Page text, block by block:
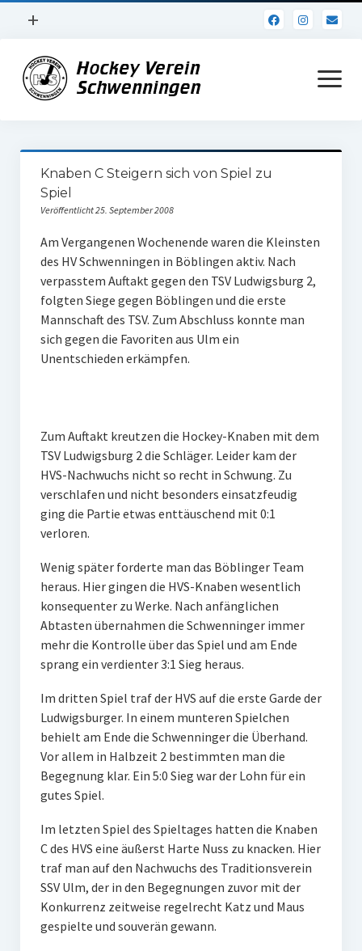
Menü
+
Impressum
Datenschutz
Menü
öffnen
Verein
Daten und Fakten
Online Jubiläum
Vereinsheim
Hockey Shirts
FSJ Stelle
M U18
M U12
Internationale Hallenhockeyturnier
Sieger
Jugend Sponsoring
Knaben C Steigern sich von Spiel zu
Spiel
Veröffentlicht 25. September 2008
Am Vergangenen Wochenende waren die Kleinsten
des HV Schwenningen in Böblingen aktiv. Nach
verpasstem Auftakt gegen den TSV Ludwigsburg 2,
folgten Siege gegen Böblingen und die erste
Mannschaft des TSV. Zum Abschluss konnte man
sich gegen die Favoriten aus Ulm ein
Unentschieden erkämpfen.
Zum Auftakt kreutzen die Hockey-Knaben mit dem
TSV Ludwigsburg 2 die Schläger. Leider kam der
HVS-Nachwuchs nicht so recht in Schwung. Zu
verschlafen und nicht besonders einsatzfeudig
ging die Partie etwas enttäuschend mit 0:1
verloren.
Wenig später forderte man das Böblinger Team
heraus. Hier gingen die HVS-Knaben wesentlich
konsequenter zu Werke. Nach anfänglichen
Abtasten übernahmen die Schwenninger immer
mehr die Kontrolle über das Spiel und am Ende
sprang ein verdienter 3:1 Sieg heraus.
Im dritten Spiel traf der HVS auf die erste Garde der
Ludwigsburger. In einem munteren Spielchen
behielt am Ende die Schwenninger die Überhand.
Vor allem in Halbzeit 2 bestimmten man die
Begegnung klar. Ein 5:0 Sieg war der Lohn für ein
gutes Spiel.
Im letzten Spiel des Spieltages hatten die Knaben
C des HVS eine äußerst Harte Nuss zu knacken. Hier
traf man auf den Nachwuchs des Traditionsverein
SSV Ulm, der in den Begegnungen zuvor mit der
Konkurrenz zeitweise regelrecht Katz und Maus
gespielte und souverän gewann.